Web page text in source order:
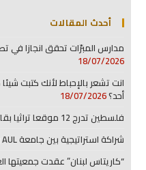
أحدث المقالات
مدارس المبرّات تحقق انجازا في
18/07/2026
انت تشعر بالإحباط لأنك كتبت
أحد؟18/07/2026
فلسطين تدرج 12 موقعا تراثيا بقائمة اليونسكو التمهيدية
شراكة استراتيجية بين جامعة AUL وجمعية “بيروتيات”
“كاريتاس لبنان” عقدت جمعيتها